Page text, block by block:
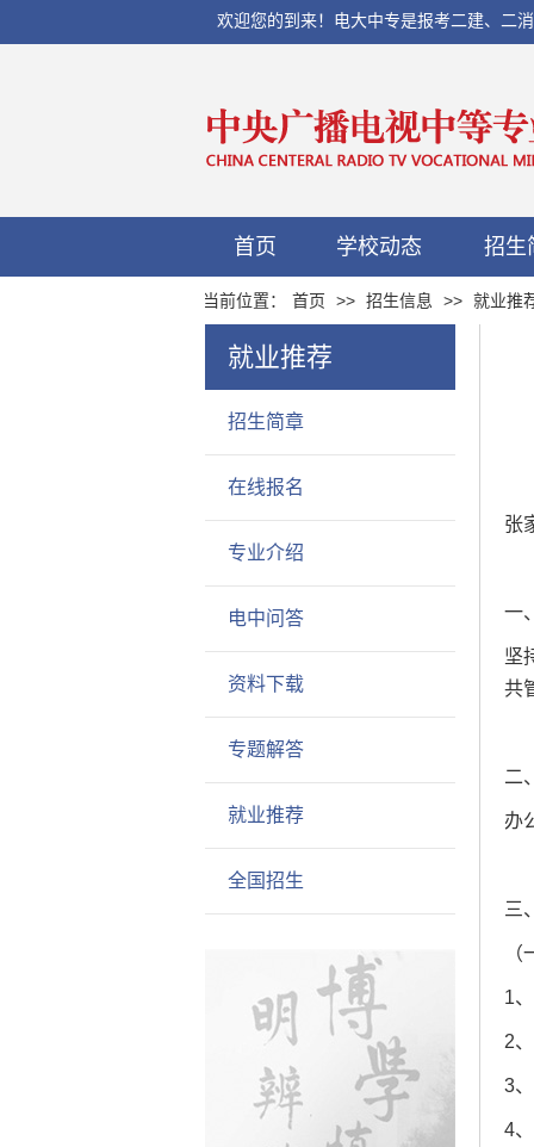
欢迎您的到来！电大中专是报考二建、二
首页 学校动态 招生
当前位置： 首页 >> 招生信息 >> 就业推
就业推荐
招生简章
在线报名
专业介绍
电中问答
资料下载
专题解答
就业推荐
全国招生
张
一
坚
共
二
办
三
1
2
3
4